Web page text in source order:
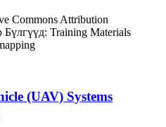
Commons Attribution
Бүлгүүд: Training Materials
(UAV) Systems